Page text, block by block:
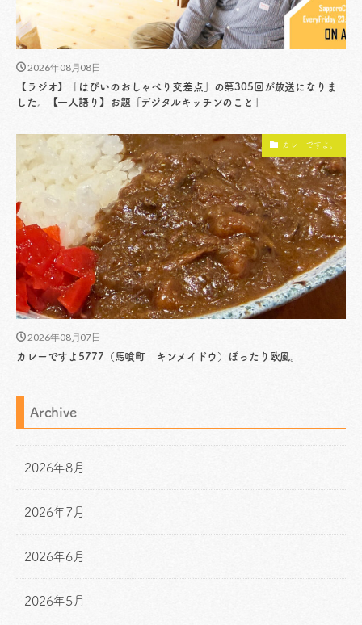
2026年08月08日
【ラジオ】「はぴいのおしゃべり交差点」の第305回が放送になりま
した。【一人語り】お題「デジタルキッチンのこと」
カレーですよ。
2026年08月07日
カレーですよ5777（馬喰町 キンメイドウ）ぽったり欧風。
Archive
2026年8月
2026年7月
2026年6月
2026年5月